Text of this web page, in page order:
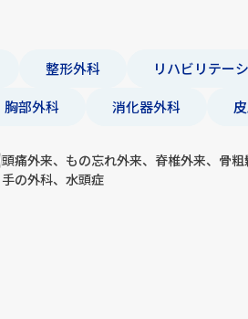
整形外科
リハビリテー
胸部外科 消化器外科
頭痛外来、もの忘れ外来、脊椎外来、骨粗
手の外科、水頭症